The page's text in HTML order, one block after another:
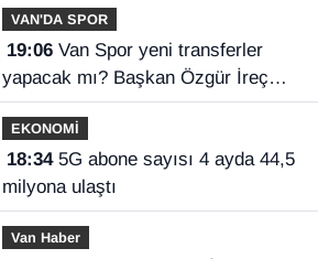
VAN'DA SPOR
19:06Van Spor yeni transferler
yapacak mı? Başkan Özgür İreç
İlhan açıkladı
EKONOMİ
18:345G abone sayısı 4 ayda 44,5
milyona ulaştı
Van Haber